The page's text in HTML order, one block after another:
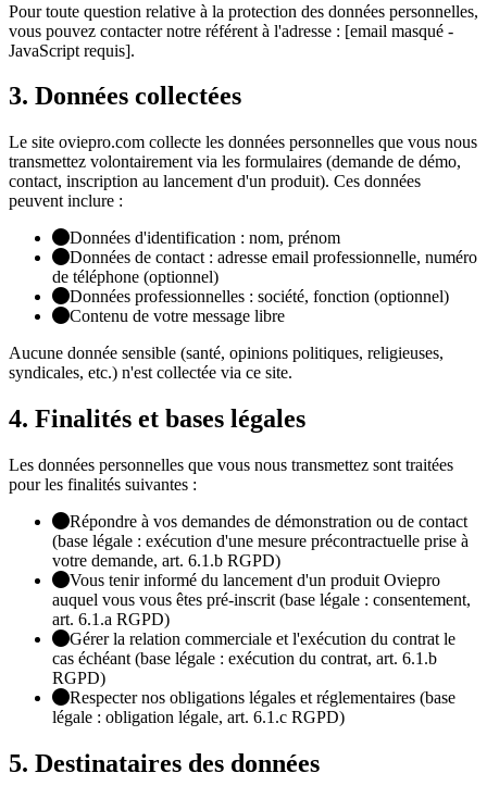
Pour toute question relative à la protection des données personnelles,
vous pouvez contacter notre référent à l'adresse : [email masqué -
JavaScript requis].
3. Données collectées
Le site oviepro.com collecte les données personnelles que vous nous
transmettez volontairement via les formulaires (demande de démo,
contact, inscription au lancement d'un produit). Ces données
peuvent inclure :
Données d'identification : nom, prénom
Données de contact : adresse email professionnelle, numéro
de téléphone (optionnel)
Données professionnelles : société, fonction (optionnel)
Contenu de votre message libre
Aucune donnée sensible (santé, opinions politiques, religieuses,
syndicales, etc.) n'est collectée via ce site.
4. Finalités et bases légales
Les données personnelles que vous nous transmettez sont traitées
pour les finalités suivantes :
Répondre à vos demandes de démonstration ou de contact
(base légale : exécution d'une mesure précontractuelle prise à
votre demande, art. 6.1.b RGPD)
Vous tenir informé du lancement d'un produit Oviepro
auquel vous vous êtes pré-inscrit (base légale : consentement,
art. 6.1.a RGPD)
Gérer la relation commerciale et l'exécution du contrat le
cas échéant (base légale : exécution du contrat, art. 6.1.b
RGPD)
Respecter nos obligations légales et réglementaires (base
légale : obligation légale, art. 6.1.c RGPD)
5. Destinataires des données